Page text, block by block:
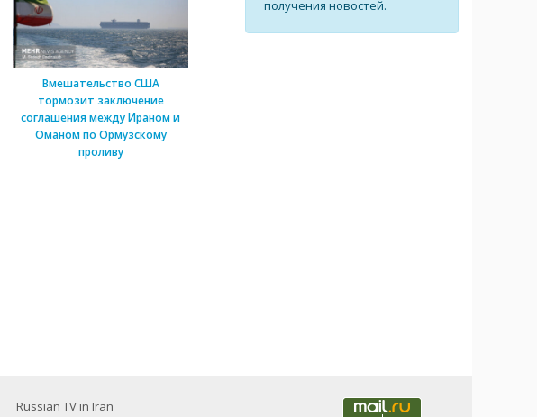
Вмешательство США
тормозит заключение
соглашения между Ираном и
Оманом по Ормузскому
проливу
получения новостей.
Russian TV in Iran